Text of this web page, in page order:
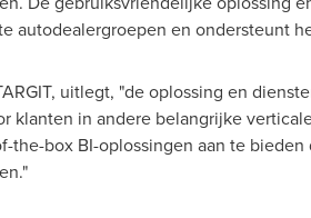
autodealergroepen en ondersteunt
, uitlegt, "de oplossing en
klanten in andere belangrijke
the-box BI-oplossingen aan te